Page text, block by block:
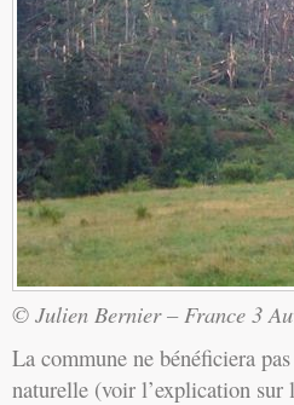
© Julien Bernier – France 3
La commune ne bénéficiera
naturelle (voir l’explication sur